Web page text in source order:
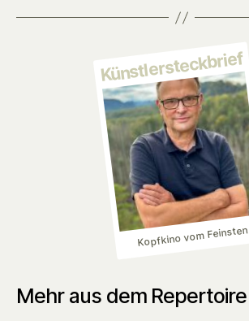
Künstlersteckbrief
Kopfkino vom Feinsten
Mehr aus dem Repertoire